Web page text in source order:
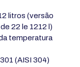
litros (versão
22 le 1212 l)
temperatura
(AISI 304)